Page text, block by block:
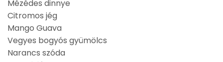
Mézédes dinnye
Citromos jég
Mango Guava
Vegyes bogyós gyümölcs
Narancs szóda